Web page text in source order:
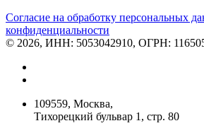
Согласие на обработку персональных
конфиденциальности
© 2026, ИНН: 5053042910, ОГРН:
109559, Москва,
Тихорецкий бульвар 1, стр. 80